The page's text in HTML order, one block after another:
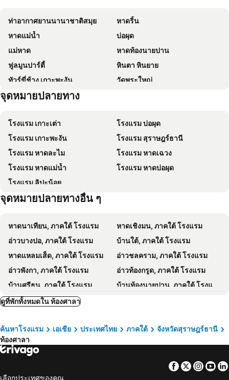
March Samui Resort
ไอบิส สมุย บ่อผุด
Marina Residence
ไอส์แลนด์ วิว คาบาน่า
ดีไลท์ รีสอร์ท
กินรี รีสอร์ท
Phangan Island View
Tanyaporn House
79 Beach Club and Resort Samui
Shanti Boutique Hotel
มูนฮัทบังกะโล
พี 10 สมุย
Koh Samui Tower
มาลิบู บีช บังกะโล
Little Paradise
ปาล์มพอยท์วิลเลจ
Maenam Villa Hotel
Panorama Samui Residences
MM Hill Koh Samui Hotel - SHA Certified
Suncliff Resort
Everest Resort
Wild Cottages Elephant Sanctuary Resort
Ventus Phangan
Green Residence Hotel
Cosy Bungalow
Phangan Cove Beach Resort
Tanouy Garden
มาย ลีฟวิ่งเพลส เกาะสมุย
Zee Luxury Boutique Hotel
Centerpoint Koh Phangan New
Angkana Bungalows adults only
Lovely Paradise Phangan Hotel
Tropicana Khophagan Resort Hotel
First & Frang Hotel
Beach 99 Koh Phangan
ชาร์ม บีช รีสอร์ท
Art of Nature Hotel - Sea View - Adults Only
Summer Luxury Beach Resort & Spa
ท่าอากาศยานนานาชาติสมุย
หาดริ้น
หาดแม่น้ำ
บ่อผุด
แม่หาด
หาดท้องนายปาน
ฟูลมูนปาร์ตี้
หินตา หินยาย
ทัวร์ขี่ช้าง เกาะพะงัน
วัดพระใหญ่
น้ำตกธารเสด็จ
สวนพระพุทธรูปลึกลับ
จุดหมายปลายทาง
โรงแรม เกาะเต่า
โรงแรม บ่อผุด
โรงแรม เกาะพะงัน
โรงแรม สุราษฎร์ธานี
โรงแรม หาดละไม
โรงแรม หาดเฉวง
โรงแรม หาดแม่น้ำ
โรงแรม หาดบ่อผุด
โรงแรม ลิปะน้อย
จุดหมายปลายทางอื่น ๆ
หาดนาเทียน, ภาคใต้ โรงแรม
หาดเชิงมน, ภาคใต้ โรงแรม
อ่าวบางปอ, ภาคใต้ โรงแรม
บ้านใต้, ภาคใต้ โรงแรม
หาดแหลมเส็ด, ภาคใต้ โรงแรม
อ่าวชลคราม, ภาคใต้ โรงแรม
อ่าวพังกา, ภาคใต้ โรงแรม
อ่าวท้องกรูด, ภาคใต้ โรงแรม
บ้านศรีธนู, ภาคใต้ โรงแรม
บ้านท้องนายปาน, ภาคใต้ โรงแรม
หาดใหญ่, ภาคใต้ โรงแรม
พัทลุง, ภาคใต้ โรงแรม
เกาะกระดาน, ภาคใต้ โรงแรม
เกาะไหง, ภาคใต้ โรงแรม
เกาะเหลาเหลียง, ภาคใต้ โรงแรม
กรุงเทพฯ, ภาคกลาง โรงแรม
หัวหิน, ภาคกลาง โรงแรม
เชียงใหม่, ภาคเหนือ โรงแรม
ดูที่พักทั้งหมดใน ท้องศาลา
ค้นหาโรงแรม เอเชีย ประเทศไทย ภาคใต้
จังหวัดสุราษฎร์ธานี
ท้องศาลา
Facebook
Twitter
เลือกประเทศของคุณ